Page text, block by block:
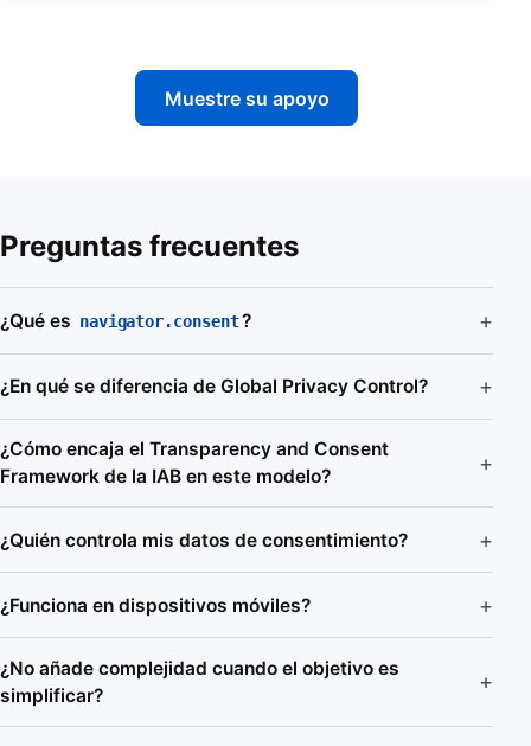
Muestre su apoyo
Preguntas frecuentes
¿Qué es navigator.consent?
¿En qué se diferencia de Global Privacy Control?
¿Cómo encaja el Transparency and Consent
Framework de la IAB en este modelo?
¿Quién controla mis datos de consentimiento?
¿Funciona en dispositivos móviles?
¿No añade complejidad cuando el objetivo es
simplificar?